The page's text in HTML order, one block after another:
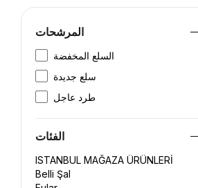
المرشحات
السلع المخفضة
سلع جديدة
طرد عاجل
الفئات
ISTANBUL MAĞAZA ÜRÜNLERİ
Belli Şal